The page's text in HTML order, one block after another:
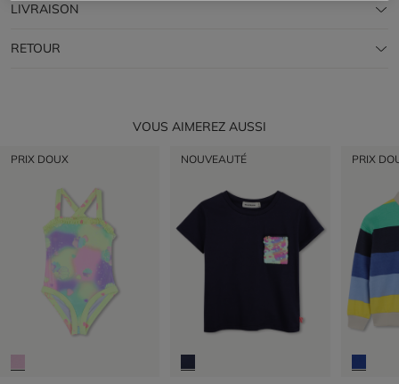
LIVRAISON
RETOUR
VOUS AIMEREZ AUSSI
PRIX DOUX NOUVEAUTÉ PRIX